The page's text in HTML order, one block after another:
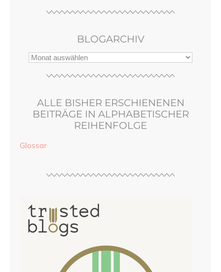
BLOGARCHIV
ALLE BISHER ERSCHIENENEN
BEITRÄGE IN ALPHABETISCHER
REIHENFOLGE
Glossar